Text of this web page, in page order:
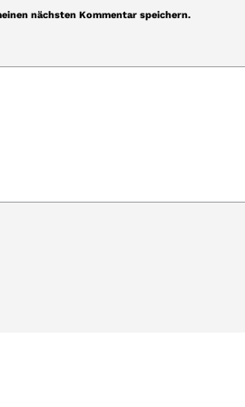
nächsten Kommentar speichern.